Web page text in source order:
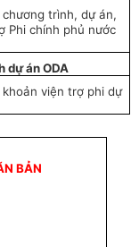
trình, dự án,
Phi chính phủ nước
dự án ODA
viện trợ phi dự
BẢN